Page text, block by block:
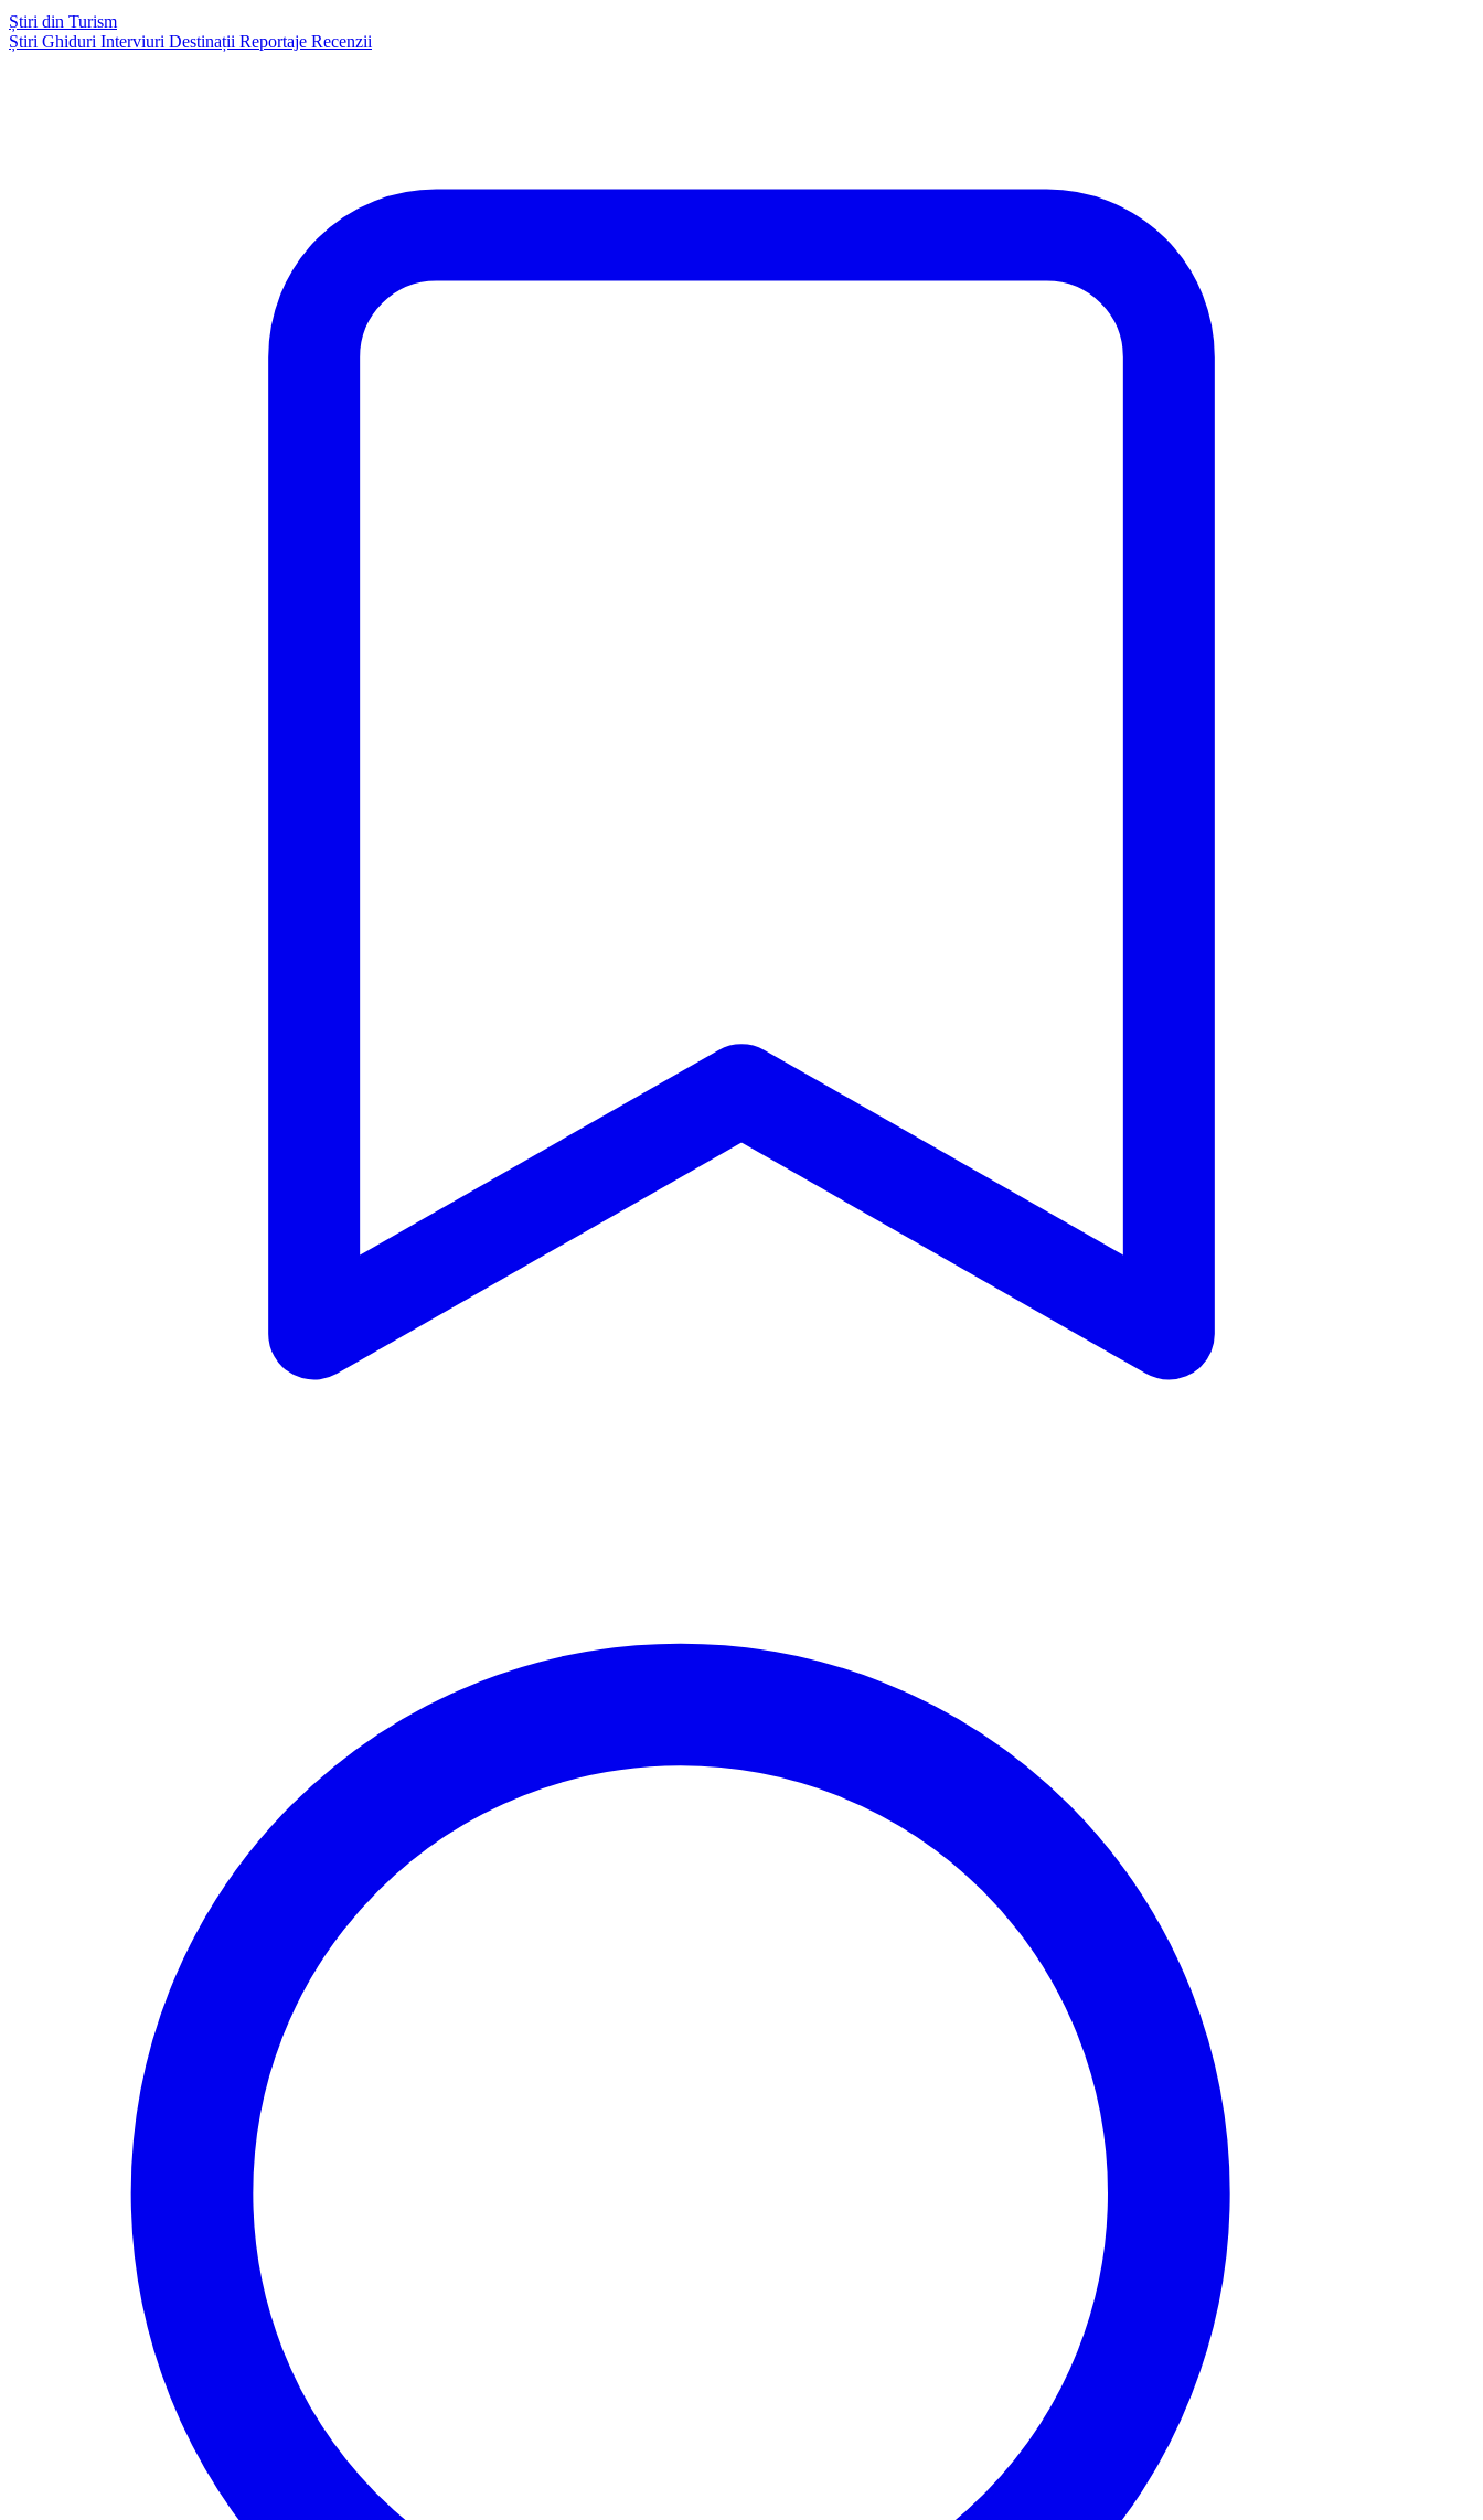
Știri din Turism
Știri Ghiduri Interviuri Destinații Reportaje Recenzii